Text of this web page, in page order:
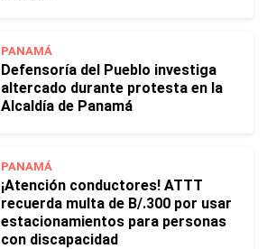
PANAMÁ
Defensoría del Pueblo investiga
altercado durante protesta en la
Alcaldía de Panamá
PANAMÁ
¡Atención conductores! ATTT
recuerda multa de B/.300 por usar
estacionamientos para personas
con discapacidad